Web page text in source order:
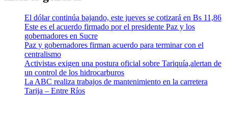
El dólar continúa bajando, este jueves se cotizará en Bs 11,86
Este es el acuerdo firmado por el presidente Paz y los
gobernadores en Sucre
Paz y gobernadores firman acuerdo para terminar con el
centralismo
Activistas exigen una postura oficial sobre Tariquía,alertan de
un control de los hidrocarburos
La ABC realiza trabajos de mantenimiento en la carretera
Tarija – Entre Ríos